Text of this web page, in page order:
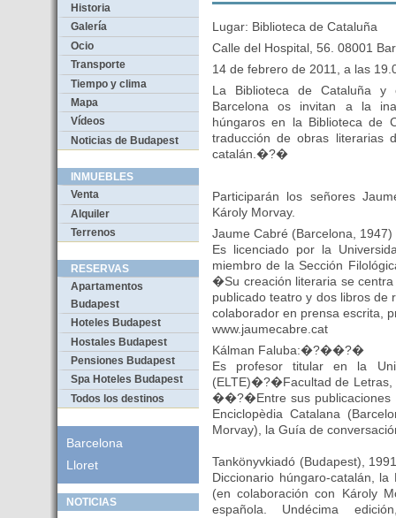
Historia
Galería
Ocio
Transporte
Tiempo y clima
Mapa
Vídeos
Noticias de Budapest
INMUEBLES
Venta
Alquiler
Terrenos
RESERVAS
Apartamentos
Budapest
Hoteles Budapest
Hostales Budapest
Pensiones Budapest
Spa Hoteles Budapest
Todos los destinos
Barcelona
Lloret
NOTICIAS
Lugar: Biblioteca de Cataluña
Calle del Hospital, 56. 08001
14 de febrero de 2011, a las
La Biblioteca de Cataluña y
Barcelona os invitan a la
húngaros en la Biblioteca de
traducción de obras literarias
catalán.�?�
Participarán los señores
Károly Morvay.
Jaume Cabré (Barcelona, 1947)
Es licenciado por la
miembro de la Sección
�Su creación literaria se
publicado teatro y dos libros de
colaborador en prensa escrita,
www.jaumecabre.cat
Kálman Faluba:�?��?�
Es profesor titular en la
(ELTE)�?�Facultad de Letras,
��?�Entre sus publicaciones
Enciclopèdia Catalana
Morvay), la Guía de
Tankönyvkiadó (Budapest),
Diccionario húngaro-catalán,
(en colaboración con Károly
española. Undécima